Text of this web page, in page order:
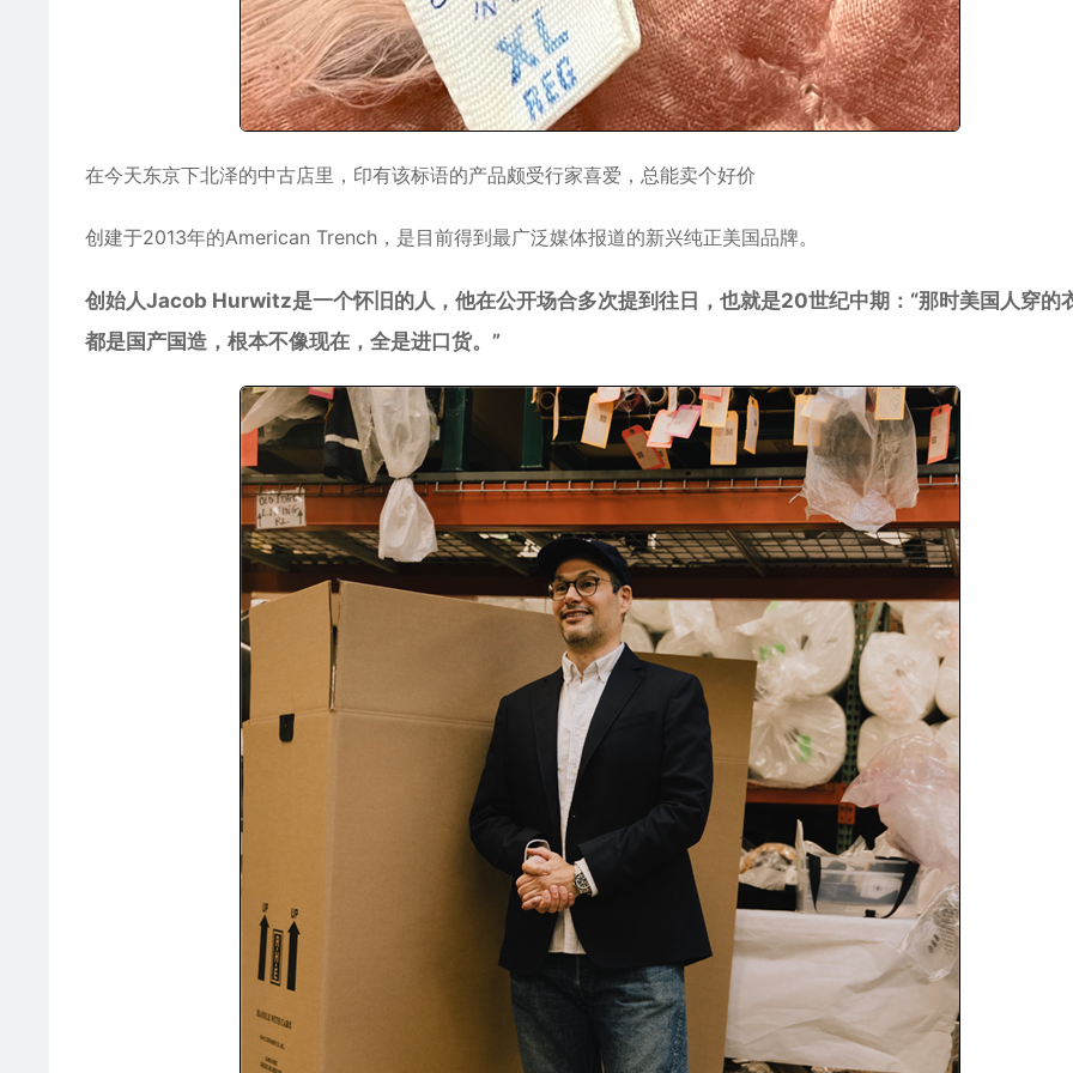
在今天东京下北泽的中古店里，印有该标语的产品颇受行家喜爱，总能卖个好价
创建于2013年的American Trench，是目前得到最广泛媒体报道的新兴纯正美国品牌。
创始人Jacob Hurwitz是一个怀旧的人，他在公开场合多次提到往日，也就是20世纪中期：“那时美国人穿的
都是国产国造，根本不像现在，全是进口货。”